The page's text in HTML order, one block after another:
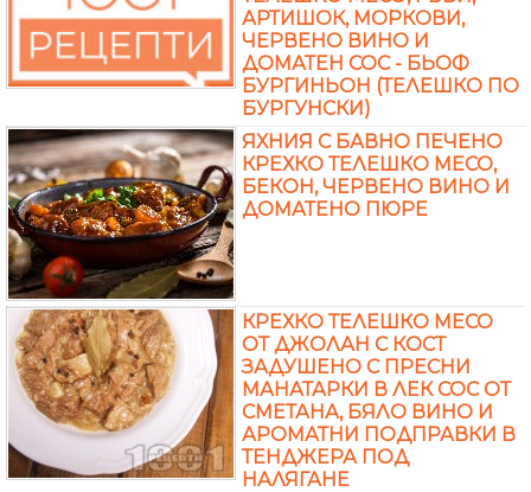
АРТИШОК, МОРКОВИ,
ЧЕРВЕНО ВИНО И
ДОМАТЕН СОС - БЬОФ
БУРГИНЬОН (ТЕЛЕШКО ПО
БУРГУНСКИ)
ЯХНИЯ С БАВНО ПЕЧЕНО
КРЕХКО ТЕЛЕШКО МЕСО,
БЕКОН, ЧЕРВЕНО ВИНО И
ДОМАТЕНО ПЮРЕ
КРЕХКО ТЕЛЕШКО МЕСО
ОТ ДЖОЛАН С КОСТ
ЗАДУШЕНО С ПРЕСНИ
МАНАТАРКИ В ЛЕК СОС ОТ
СМЕТАНА, БЯЛО ВИНО И
АРОМАТНИ ПОДПРАВКИ В
ТЕНДЖЕРА ПОД
НАЛЯГАНЕ